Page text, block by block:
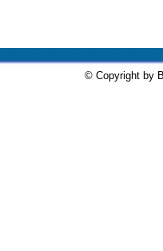
© Copyright by